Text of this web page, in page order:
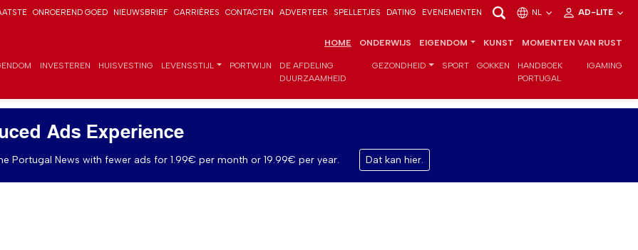
ONROEREND GOED NIEUWSBRIEF CARRIÈRES CONTACTEN ADVERTEER SPELLETJES DATING EVENEMENTEN NL AD-LITE
HOME ONDERWIJS EIGENDOM KUNST MOMENTEN VAN RUST
INVESTEREN HUISVESTING LEVENSSTIJL PORTWIJN
DE AFDELING
DUURZAAMHEID
GEZONDHEID SPORT GOKKEN
HANDBOEK
PORTUGAL
IGAMING
Ads Experience
Portugal News with fewer ads for 1.99€ per month or 19.99€ per year. Dat kan hier.